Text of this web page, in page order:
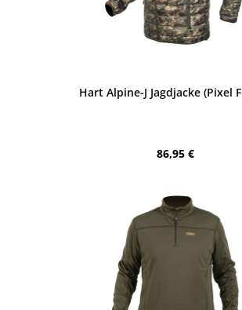
Hart Alpine-J Jagdjacke (Pixel
Regulärer Preis:
86,95 €